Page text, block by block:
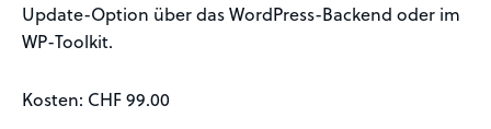
Update-Option über das WordPress-Backend oder im
WP-Toolkit.
Kosten: CHF 99.00